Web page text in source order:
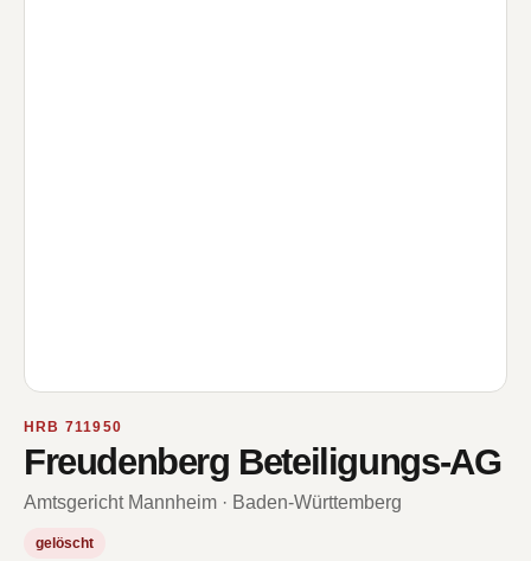
HRB 711950
Freudenberg Beteiligungs-AG
Amtsgericht Mannheim · Baden-Württemberg
gelöscht